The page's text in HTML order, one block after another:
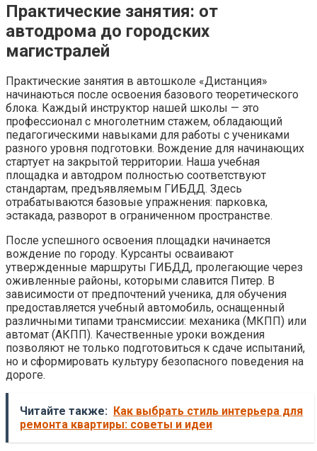
Практические занятия: от
автодрома до городских
магистралей
Практические занятия в автошколе «Дистанция»
начинаються после освоения базового теоретического
блока. Каждый инструктор нашей школы — это
профессионал с многолетним стажем, обладающий
педагогическими навыками для работы с учениками
разного уровня подготовки. Вождение для начинающих
стартует на закрытой территории. Наша учебная
площадка и автодром полностью соответствуют
стандартам, предъявляемым ГИБДД. Здесь
отрабатываются базовые упражнения: парковка,
эстакада, разворот в ограниченном пространстве.
После успешного освоения площадки начинается
вождение по городу. Курсанты осваивают
утвержденные маршруты ГИБДД, пролегающие через
оживленные районы, которыми славится Питер. В
зависимости от предпочтений ученика, для обучения
предоставляется учебный автомобиль, оснащенный
различными типами трансмиссии: механика (МКПП) или
автомат (АКПП). Качественные уроки вождения
позволяют не только подготовиться к сдаче испытаний,
но и сформировать культуру безопасного поведения на
дороге.
Читайте также: Как выбрать стиль интерьера для
ремонта квартиры: советы и идеи